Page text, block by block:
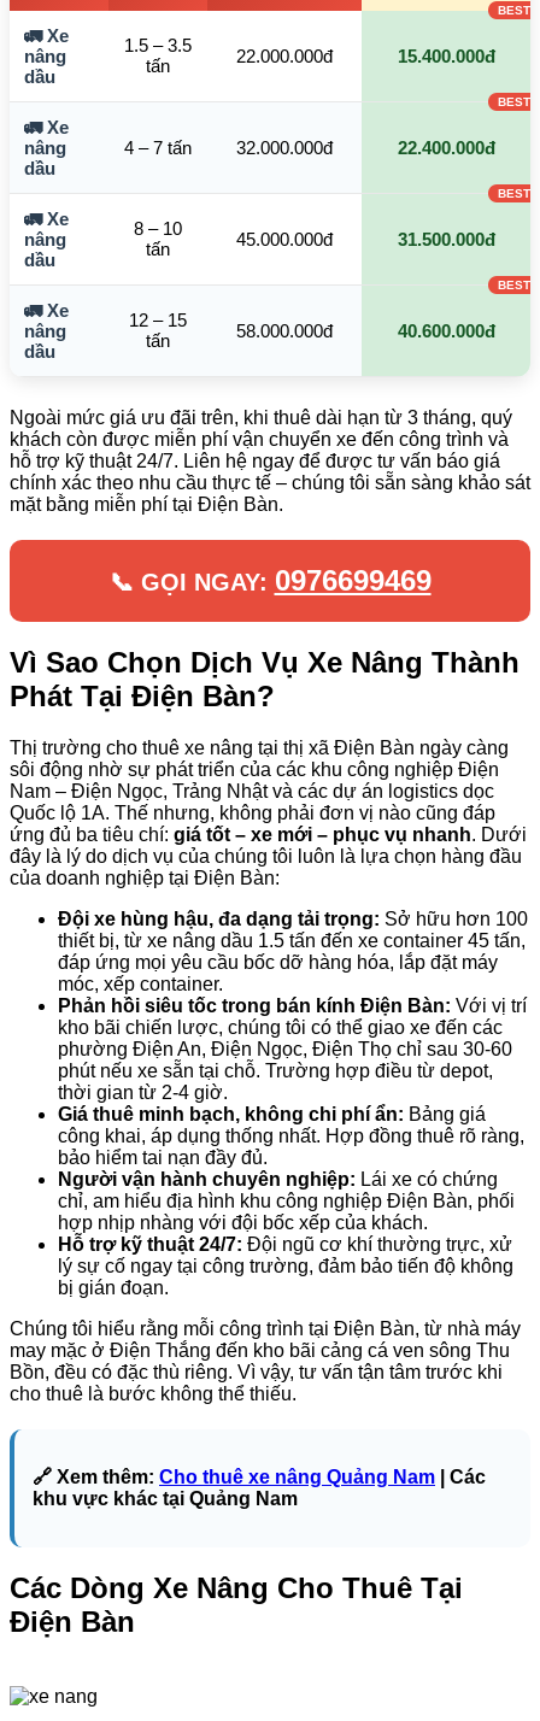
🚛 Xe
nâng
dầu
1.5 – 3.5
tấn
22.000.000đ 15.400.000đ
🚛 Xe
nâng
dầu
4 – 7 tấn 32.000.000đ 22.400.000đ
🚛 Xe
nâng
dầu
8 – 10
tấn
45.000.000đ 31.500.000đ
🚛 Xe
nâng
dầu
12 – 15
tấn
58.000.000đ 40.600.000đ
Ngoài mức giá ưu đãi trên, khi thuê dài hạn từ 3 tháng, quý
khách còn được miễn phí vận chuyển xe đến công trình và
hỗ trợ kỹ thuật 24/7. Liên hệ ngay để được tư vấn báo giá
chính xác theo nhu cầu thực tế – chúng tôi sẵn sàng khảo sát
mặt bằng miễn phí tại Điện Bàn.
📞 GỌI NGAY: 0976699469
Vì Sao Chọn Dịch Vụ Xe Nâng Thành
Phát Tại Điện Bàn?
Thị trường cho thuê xe nâng tại thị xã Điện Bàn ngày càng
sôi động nhờ sự phát triển của các khu công nghiệp Điện
Nam – Điện Ngọc, Trảng Nhật và các dự án logistics dọc
Quốc lộ 1A. Thế nhưng, không phải đơn vị nào cũng đáp
ứng đủ ba tiêu chí: giá tốt – xe mới – phục vụ nhanh. Dưới
đây là lý do dịch vụ của chúng tôi luôn là lựa chọn hàng đầu
của doanh nghiệp tại Điện Bàn:
Đội xe hùng hậu, đa dạng tải trọng: Sở hữu hơn 100
thiết bị, từ xe nâng dầu 1.5 tấn đến xe container 45 tấn,
đáp ứng mọi yêu cầu bốc dỡ hàng hóa, lắp đặt máy
móc, xếp container.
Phản hồi siêu tốc trong bán kính Điện Bàn: Với vị trí
kho bãi chiến lược, chúng tôi có thể giao xe đến các
phường Điện An, Điện Ngọc, Điện Thọ chỉ sau 30-60
phút nếu xe sẵn tại chỗ. Trường hợp điều từ depot,
thời gian từ 2-4 giờ.
Giá thuê minh bạch, không chi phí ẩn: Bảng giá
công khai, áp dụng thống nhất. Hợp đồng thuê rõ ràng,
bảo hiểm tai nạn đầy đủ.
Người vận hành chuyên nghiệp: Lái xe có chứng
chỉ, am hiểu địa hình khu công nghiệp Điện Bàn, phối
hợp nhịp nhàng với đội bốc xếp của khách.
Hỗ trợ kỹ thuật 24/7: Đội ngũ cơ khí thường trực, xử
lý sự cố ngay tại công trường, đảm bảo tiến độ không
bị gián đoạn.
Chúng tôi hiểu rằng mỗi công trình tại Điện Bàn, từ nhà máy
may mặc ở Điện Thắng đến kho bãi cảng cá ven sông Thu
Bồn, đều có đặc thù riêng. Vì vậy, tư vấn tận tâm trước khi
cho thuê là bước không thể thiếu.
🔗 Xem thêm: Cho thuê xe nâng Quảng Nam | Các
khu vực khác tại Quảng Nam
Các Dòng Xe Nâng Cho Thuê Tại
Điện Bàn